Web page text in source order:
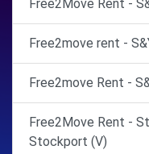
Free2Move Rent -
Free2move rent -
Free2move Rent -
Free2Move Rent -
Stockport (V)